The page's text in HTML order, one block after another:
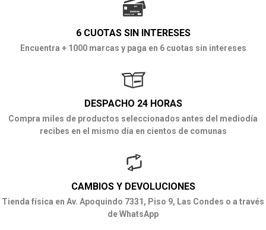
6 CUOTAS SIN INTERESES
Encuentra + 1000 marcas y paga en 6 cuotas sin intereses
DESPACHO 24 HORAS
Compra miles de productos seleccionados antes del mediodía
recibes en el mismo día en cientos de comunas
CAMBIOS Y DEVOLUCIONES
Tienda física en Av. Apoquindo 7331, Piso 9, Las Condes o a través
de WhatsApp